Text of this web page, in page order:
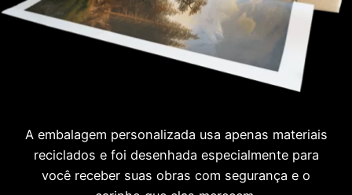
A embalagem personalizada usa apenas materiais
reciclados e foi desenhada especialmente para
você receber suas obras com segurança e o